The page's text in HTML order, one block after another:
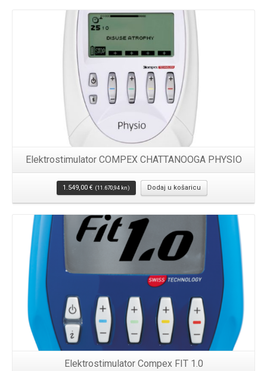
Elektrostimulator COMPEX CHATTANOOGA PHYSIO
1.549,00 € (11.670,94 kn) Dodaj u košaricu
Elektrostimulator Compex FIT 1.0